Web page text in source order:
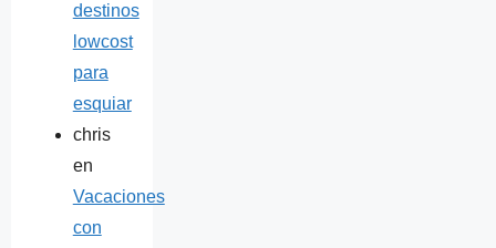
destinos
lowcost
para
esquiar
chris
en
Vacaciones
con